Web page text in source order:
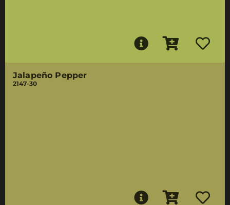
Jalapeño Pepper
2147-30